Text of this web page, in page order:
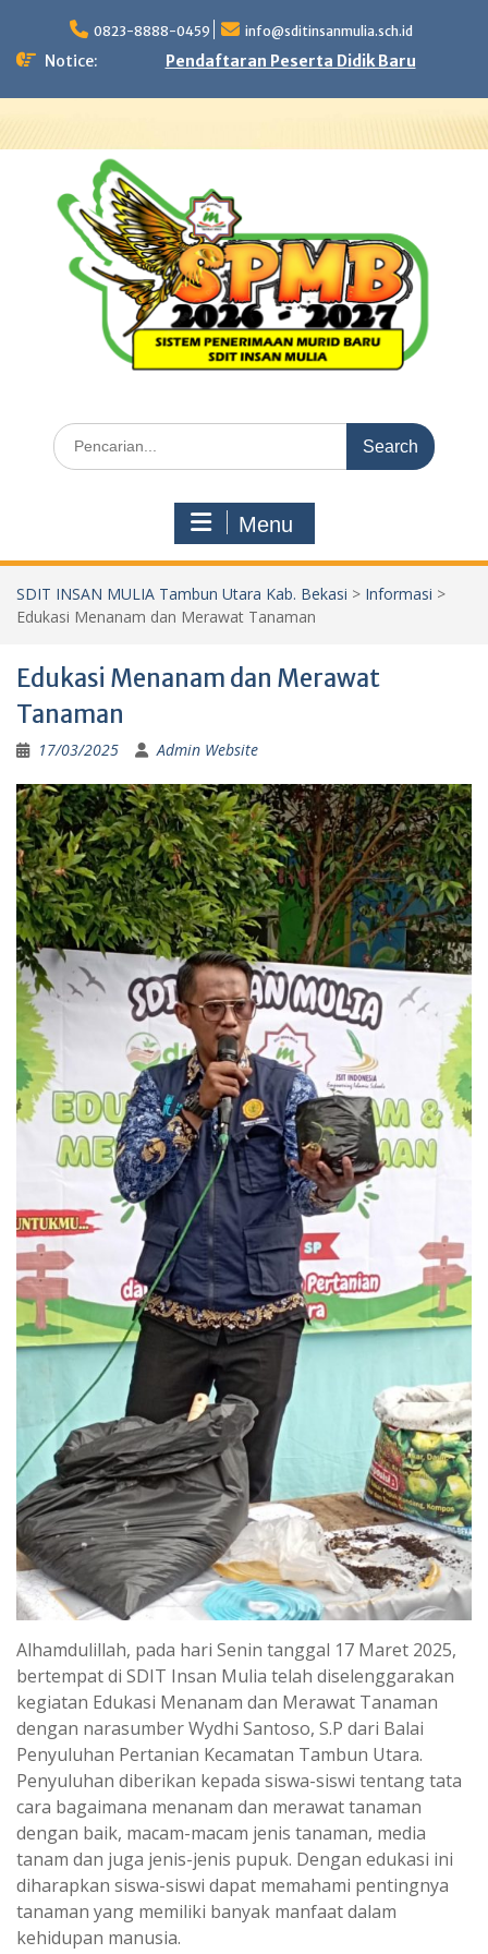
content
0823-8888-0459 info@sditinsanmulia.sch.id
Notice: Pendaftaran Peserta Didik Baru
Search
for:
Menu
SDIT INSAN MULIA Tambun Utara Kab. Bekasi > Informasi >
Edukasi Menanam dan Merawat Tanaman
Edukasi Menanam dan Merawat
Tanaman
17/03/2025 Admin Website
Alhamdulillah, pada hari Senin tanggal 17 Maret 2025,
bertempat di SDIT Insan Mulia telah diselenggarakan
kegiatan Edukasi Menanam dan Merawat Tanaman
dengan narasumber Wydhi Santoso, S.P dari Balai
Penyuluhan Pertanian Kecamatan Tambun Utara.
Penyuluhan diberikan kepada siswa-siswi tentang tata
cara bagaimana menanam dan merawat tanaman
dengan baik, macam-macam jenis tanaman, media
tanam dan juga jenis-jenis pupuk. Dengan edukasi ini
diharapkan siswa-siswi dapat memahami pentingnya
tanaman yang memiliki banyak manfaat dalam
kehidupan manusia.